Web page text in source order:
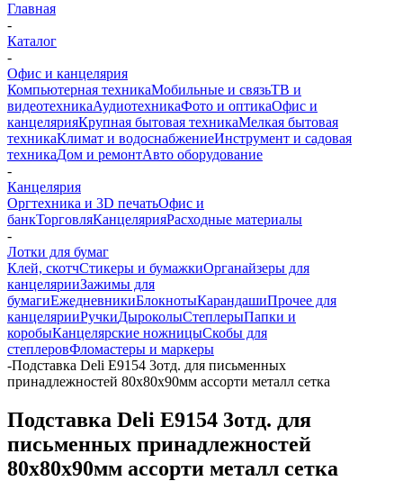
Главная
-
Каталог
-
Офис и канцелярия
Компьютерная техникаМобильные и связьТВ и
видеотехникаАудиотехникаФото и оптикаОфис и
канцелярияКрупная бытовая техникаМелкая бытовая
техникаКлимат и водоснабжениеИнструмент и садовая
техникаДом и ремонтАвто оборудование
-
Канцелярия
Оргтехника и 3D печатьОфис и
банкТорговляКанцелярияРасходные материалы
-
Лотки для бумаг
Клей, скотчСтикеры и бумажкиОрганайзеры для
канцелярииЗажимы для
бумагиЕжедневникиБлокнотыКарандашиПрочее для
канцелярииРучкиДыроколыСтеплерыПапки и
коробыКанцелярские ножницыСкобы для
степлеровФломастеры и маркеры
-Подставка Deli E9154 3отд. для письменных
принадлежностей 80x80x90мм ассорти металл сетка
Подставка Deli E9154 3отд. для
письменных принадлежностей
80x80x90мм ассорти металл сетка